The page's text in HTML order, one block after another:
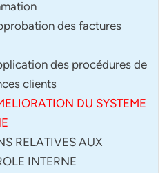
des factures
des procédures de
clients
DU SYSTEME
RELATIVES AUX
INTERNE